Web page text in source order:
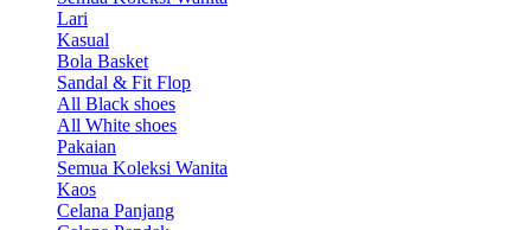
Lari
Kasual
Bola Basket
Sandal & Fit Flop
All Black shoes
All White shoes
Pakaian
Semua Koleksi Wanita
Kaos
Celana Panjang